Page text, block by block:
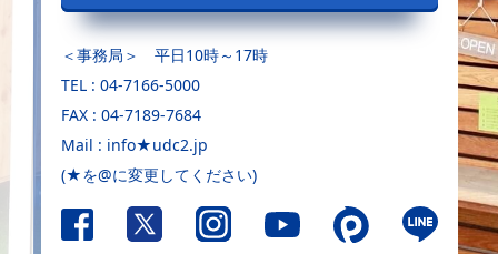
＜事務局＞ 平日10時～17時
TEL : 04-7166-5000
FAX : 04-7189-7684
Mail : info★udc2.jp
(★を@に変更してください)